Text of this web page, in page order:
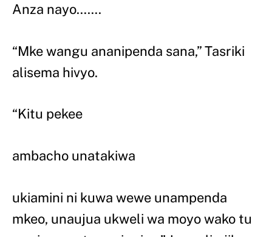
Anza nayo…….
“Mke wangu ananipenda sana,” Tasriki
alisema hivyo.
“Kitu pekee
ambacho unatakiwa
ukiamini ni kuwa wewe unampenda
mkeo, unaujua ukweli wa moyo wako tu